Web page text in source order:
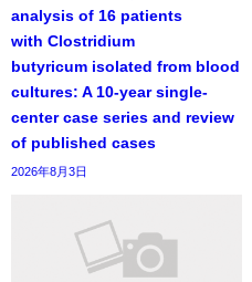
analysis of 16 patients
with Clostridium
butyricum isolated from blood
cultures: A 10-year single-
center case series and review
of published cases
2026年8月3日